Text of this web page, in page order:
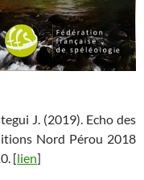
J. (2019). Echo des
Nord Pérou 2018
[lien]